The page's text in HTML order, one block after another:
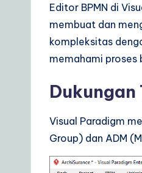
Editor BPMN di
membuat dan
kompleksitas
memahami proses
Dukungan
Visual Paradigm
Group) dan ADM